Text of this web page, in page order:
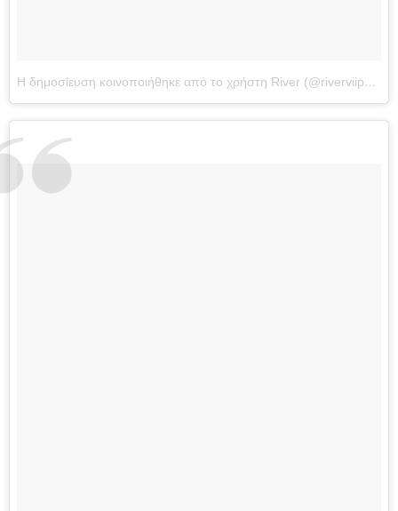
Η δημοσίευση κοινοποιήθηκε από το χρήστη River (@riverviiperi)